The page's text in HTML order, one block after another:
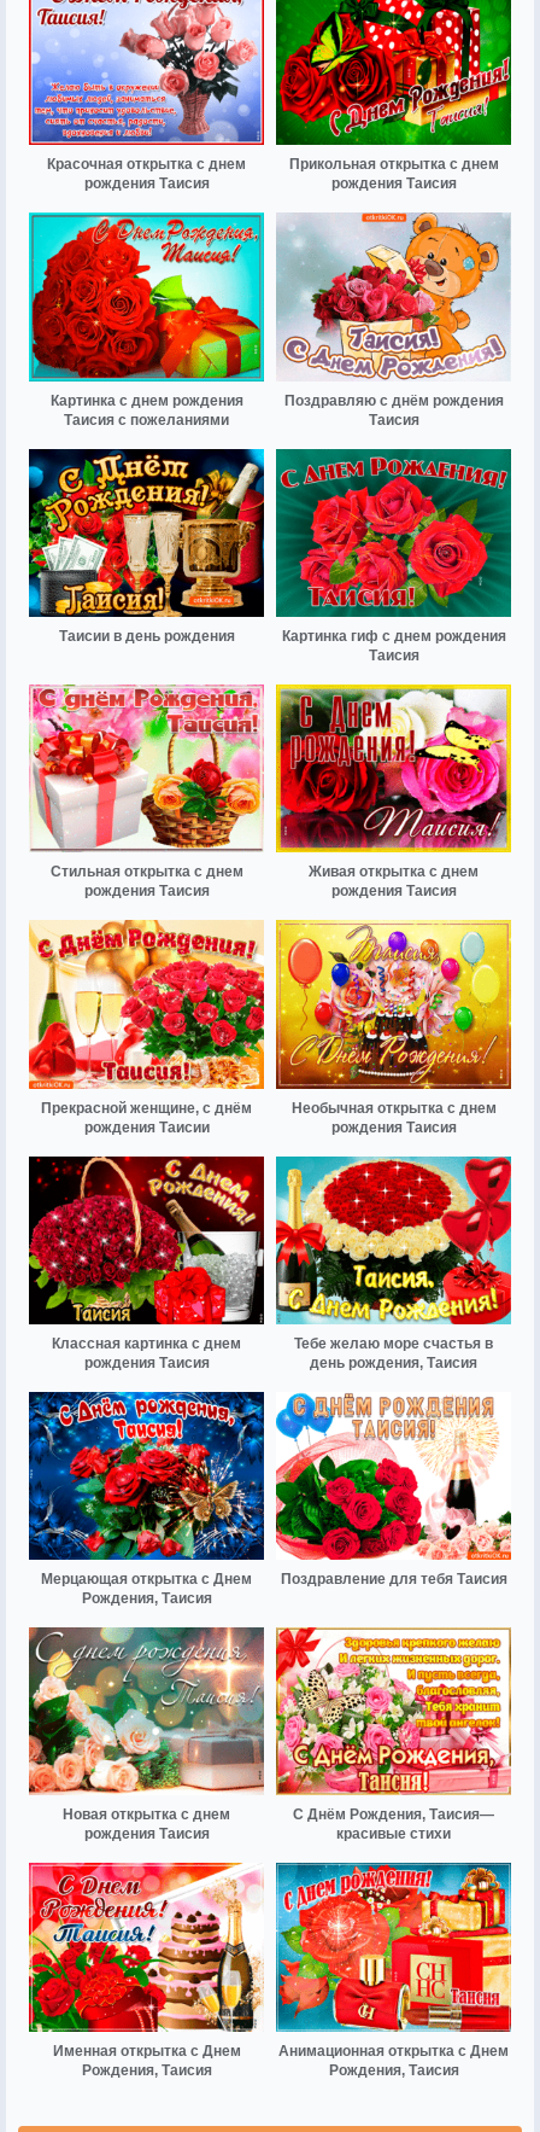
Красочная открытка с днем
рождения Таисия
Прикольная открытка с днем
рождения Таисия
Картинка с днем рождения
Таисия с пожеланиями
Поздравляю с днём рождения
Таисия
Таисии в день рождения
Картинка гиф с днем рождения
Таисия
Стильная открытка с днем
рождения Таисия
Живая открытка с днем
рождения Таисия
Прекрасной женщине, с днём
рождения Таисии
Необычная открытка с днем
рождения Таисия
Классная картинка с днем
рождения Таисия
Тебе желаю море счастья в
день рождения, Таисия
Мерцающая открытка с Днем
Рождения, Таисия
Поздравление для тебя Таисия
Новая открытка с днем
рождения Таисия
С Днём Рождения, Таисия—
красивые стихи
Именная открытка с Днем
Рождения, Таисия
Анимационная открытка с Днем
Рождения, Таисия